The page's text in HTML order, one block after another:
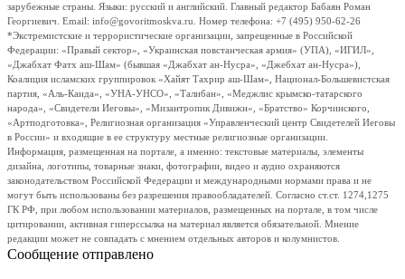
зарубежные страны. Языки: русский и английский. Главный редактор Бабаян Роман
Георгиевич. Email: info@govoritmoskva.ru. Номер телефона: +7 (495) 950-62-26
*Экстремистские и террористические организации, запрещенные в Российской
Федерации: «Правый сектор», «Украинская повстанческая армия» (УПА), «ИГИЛ»,
«Джабхат Фатх аш-Шам» (бывшая «Джабхат ан-Нусра», «Джебхат ан-Нусра»),
Коалиция исламских группировок «Хайят Тахрир аш-Шам», Национал-Большевистская
партия, «Аль-Каида», «УНА-УНСО», «Талибан», «Меджлис крымско-татарского
народа», «Свидетели Иеговы», «Мизантропик Дивижн», «Братство» Корчинского,
«Артподготовка», Религиозная организация «Управленческий центр Свидетелей Иеговы
в России» и входящие в ее структуру местные религиозные организации.
Информация, размещенная на портале, а именно: текстовые материалы, элементы
дизайна, логотипы, товарные знаки, фотографии, видео и аудио охраняются
законодательством Российской Федерации и международными нормами права и не
могут быть использованы без разрешения правообладателей. Согласно ст.ст. 1274,1275
ГК РФ, при любом использовании материалов, размещенных на портале, в том числе
цитировании, активная гиперссылка на материал является обязательной. Мнение
редакции может не совпадать с мнением отдельных авторов и колумнистов.
Сообщение отправлено